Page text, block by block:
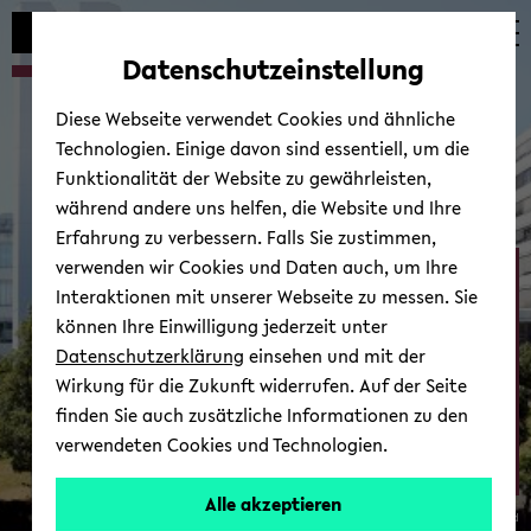
Automatische
vermeiden
zum
wechseln
zum
wechseln
zum
wechseln
Ab­tei­lung Psy­cho­lo­gie
© Uni­ver­si­tät Bie­le­feld
Datenschutzeinstellung
Diese Webseite verwendet Cookies und ähnliche
Technologien. Einige davon sind essentiell, um die
Funktionalität der Website zu gewährleisten,
während andere uns helfen, die Website und Ihre
Erfahrung zu verbessern. Falls Sie zustimmen,
verwenden wir Cookies und Daten auch, um Ihre
Interaktionen mit unserer Webseite zu messen. Sie
können Ihre Einwilligung jederzeit unter
Datenschutzerklärung einsehen und mit der
Wirkung für die Zukunft widerrufen. Auf der Seite
finden Sie auch zusätzliche Informationen zu den
verwendeten Cookies und Technologien.
Alle akzeptieren